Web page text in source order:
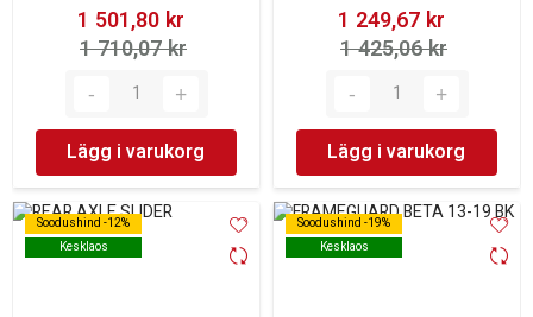
1 501,80 kr‎
1 710,07 kr‎
Lägg i varukorg
1 249,67 kr‎
1 425,06 kr‎
Lägg i varukorg
Soodushind -12%
Kesklaos
Soodushind -12%
Kesklaos
Soodushind -19%
Kesklaos
Soodushind -19%
Kesklaos